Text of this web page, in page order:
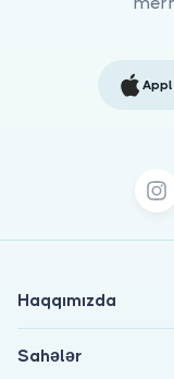
Haqqımızda
Sahələr